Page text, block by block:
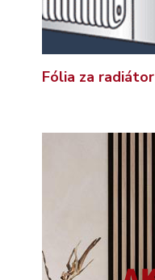
Fólia za radiátor